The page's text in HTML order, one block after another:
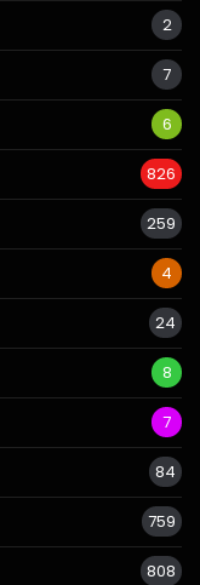
2
7
6
826
259
4
24
8
7
84
759
808